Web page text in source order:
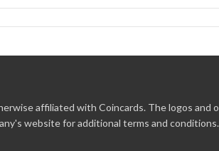
affiliated with Coincards. The logos and
website for additional terms and conditions.